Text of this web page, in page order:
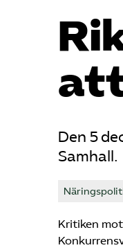
Den 5
Samhall.
Kritiken